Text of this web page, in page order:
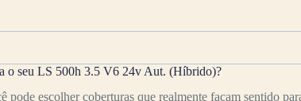
o seu LS 500h 3.5 V6 24v Aut. (Híbrido)?
pode escolher coberturas que realmente façam sentido